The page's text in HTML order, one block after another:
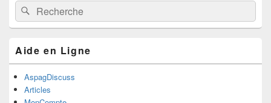
Recherche :Rechercher
Aide en Ligne
AspagDiscuss
Articles